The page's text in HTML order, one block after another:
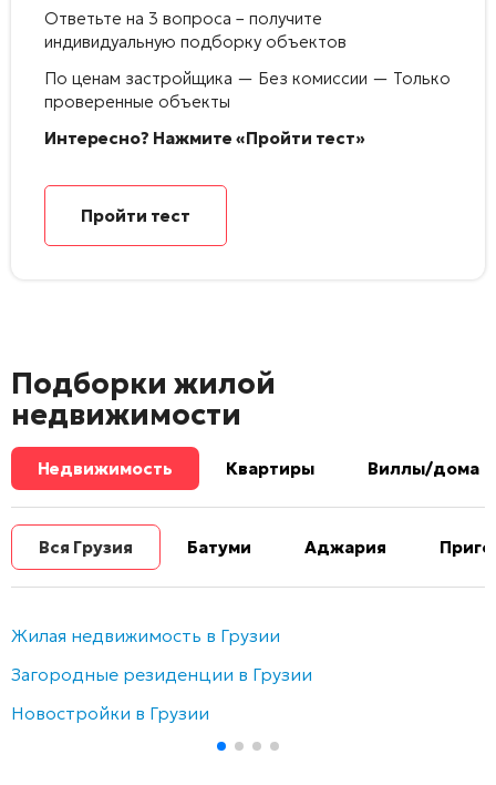
Ответьте на 3 вопроса – получите
индивидуальную подборку объектов
По ценам застройщика — Без комиссии — Только
проверенные объекты
Интересно? Нажмите «Пройти тест»
Пройти тест
Подборки жилой
недвижимости
Недвижимость Квартиры Виллы/дома
Вся Грузия Батуми Аджария
Жилая недвижимость в Грузии
Загородные резиденции в Грузии
Новостройки в Грузии